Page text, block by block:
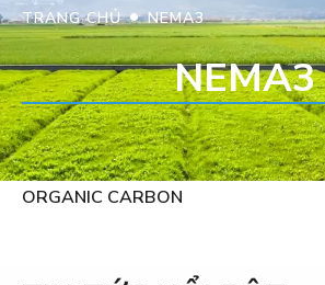
ORGANIC CARBON
TRANG CHỦ•NEMA3
NEMA3